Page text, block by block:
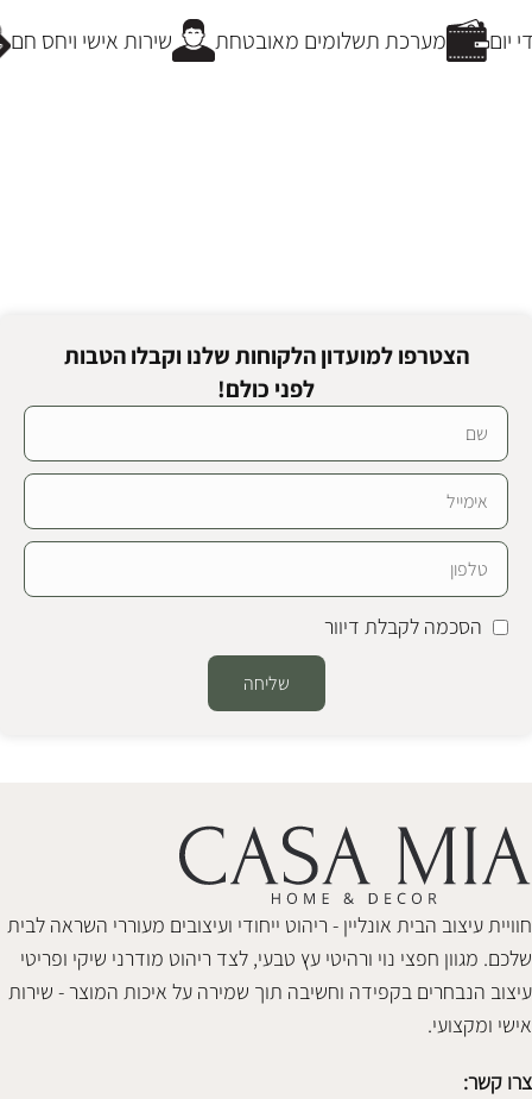
שירות אישי ויחס חם מערכת תשלומים מאובטחת
הצטרפו למועדון הלקוחות שלנו וקבלו הטבות
לפני כולם!
הסכמה לקבלת דיוור
שליחה
חוויית עיצוב הבית אונליין - ריהוט ייחודי ועיצובים מעוררי השראה לבית
שלכם. מגוון חפצי נוי ורהיטי עץ טבעי, לצד ריהוט מודרני שיקי ופריטי
עיצוב הנבחרים בקפידה וחשיבה תוך שמירה על איכות המוצר - שירות
אישי ומקצועי.
צרו קשר: